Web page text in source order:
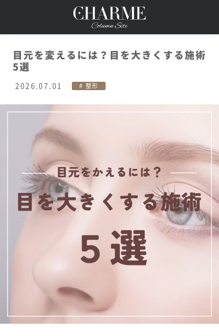
目元を変えるには？目を大きくする施術
5選
2026.07.01 整形